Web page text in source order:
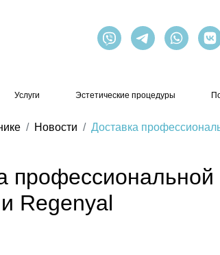
Услуги Эстетические процедуры
Новости Доставка
Regenyal